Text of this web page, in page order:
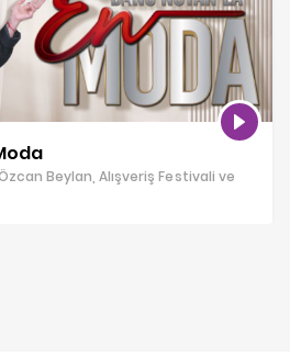
Beylan, Alışveriş Festivali ve